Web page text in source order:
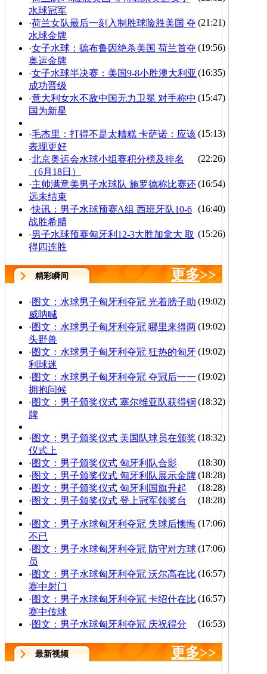
水球冠军
(21:21)
·荷兰女队最后一刻入制胜球险胜美国 夺
水球金牌
(19:56)
·女子水球：德布鲁因绝杀美国 荷兰首夺
奥运金牌
(16:35)
·女子水球半决赛：美国9-8小胜澳大利亚
成功晋级
(15:47)
·意大利女水不敌中国无力卫冕 对手称中
国为新星
(15:13)
·毛杰里：打得不是太糟糕 卡萨诺：应该
表现更好
(22:26)
·北京奥运会水球小组赛积分榜及排名
（6月18日）
(16:54)
·主帅满意美男子水球队 施罗德称比赛还
远未结束
(16:40)
·快讯：男子水球预赛A组 西班牙队10-6
战胜希腊
(15:26)
·男子水球预赛匈牙利12-3大胜加拿大 取
得四连胜
精彩瞬间 更多>>
(19:02)
·图文：水球男子匈牙利夺冠 光着膀子助
威呐喊
(19:02)
·图文：水球男子匈牙利夺冠 哪里来得两
头野兽
(19:02)
·图文：水球男子匈牙利夺冠 狂热的匈牙
利球迷
(19:02)
·图文：水球男子匈牙利夺冠 夺冠后一一
拥抱问候
(18:32)
·图文：男子颁奖仪式 塞尔维亚队获得铜
牌
(18:32)
·图文：男子颁奖仪式 美国队球员在颁奖
仪式上
(18:30)
·图文：男子颁奖仪式 匈牙利队合影
(18:28)
·图文：男子颁奖仪式 匈牙利队展示金牌
(18:28)
·图文：男子颁奖仪式 匈牙利国旗升起
(18:28)
·图文：男子颁奖仪式 登上冠军领奖台
(17:06)
·图文：男子水球匈牙利夺冠 失球后懊悔
不已
(17:06)
·图文：男子水球匈牙利夺冠 防守对方球
员
(16:57)
·图文：男子水球匈牙利夺冠 沃尔高在比
赛中射门
(16:57)
·图文：男子水球匈牙利夺冠 卡绍什在比
赛中传球
(16:53)
·图文：男子水球匈牙利夺冠 庆祝得分
最新视频 更多>>